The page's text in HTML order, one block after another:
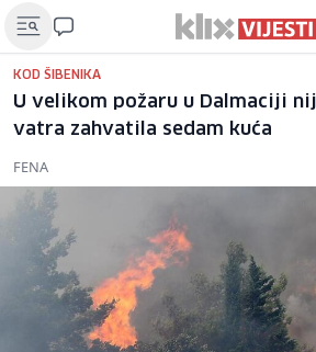
KOD ŠIBENIKA
U velikom požaru u Dalmaciji
vatra zahvatila sedam kuća
FENA